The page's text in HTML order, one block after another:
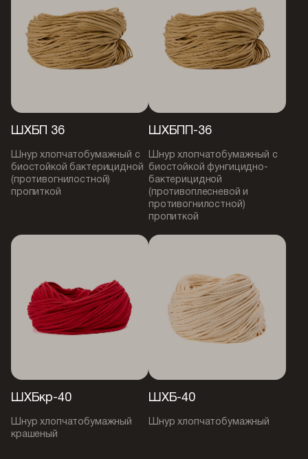
ШХБП 36
Шнур хлопчатобумажный с
биостойкой бактерицидной
(противогнилостной)
пропиткой
ШХБПП-36
Шнур хлопчатобумажный с
биостойкой фунгицидно-
бактерицидной
(противоплесневой и
противогнилостной)
пропиткой
ШХБкр-40
Шнур хлопчатобумажный
крашеный
ШХБ-40
Шнур хлопчатобумажный